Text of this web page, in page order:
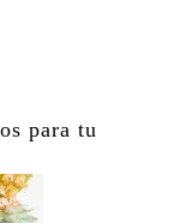
para tu